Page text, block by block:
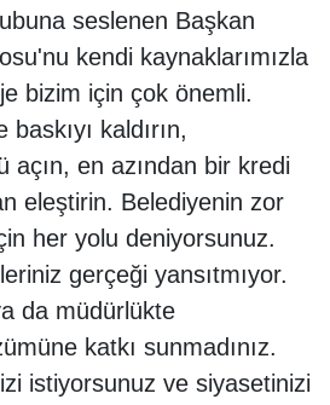
seslenen Başkan
kendi kaynaklarımızla
bizim için çok önemli.
kaldırın,
açın, en azından bir kredi
eleştirin. Belediyenin zor
her yolu deniyorsunuz.
gerçeği yansıtmıyor.
da müdürlükte
katkı sunmadınız.
istiyorsunuz ve siyasetinizi